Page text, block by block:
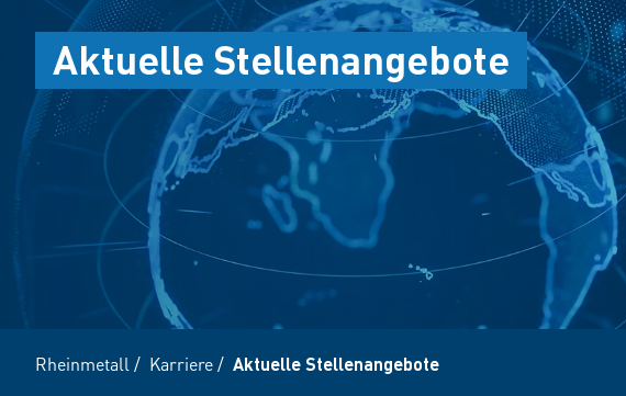
Aktuelle Stellenangebote
Rheinmetall / Karriere/ Aktuelle Stellenangebote